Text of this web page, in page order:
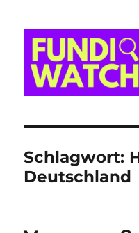
Schlagwort:
Deutschland